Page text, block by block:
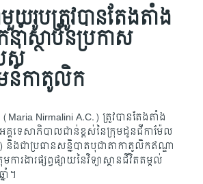
រូបត្រូវបានតែងតាំង
ាំស្ថាប័នប្រកាស
ស់
ន៍កាតូលិក
Nirmalini A.C.) ត្រូវបានតែងតាំង
គទេសាភិបាលជាន់ខ្ពស់នៃក្រុមដូនជីកាម៉ែល
និងជាប្រធានសន្និបាតបុជាតាកាតូលិកឥណ្ឌា
រងារផ្សព្វផ្សាយនៃវិទ្យាស្ថានជីវិតតម្កល់
ាំ។